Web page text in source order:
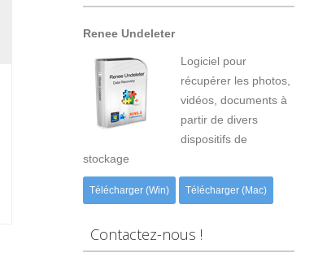
Renee Undeleter
Logiciel pour
récupérer les photos,
vidéos, documents à
partir de divers
dispositifs de
stockage
Télécharger (Win) Télécharger (Mac)
Contactez-nous !